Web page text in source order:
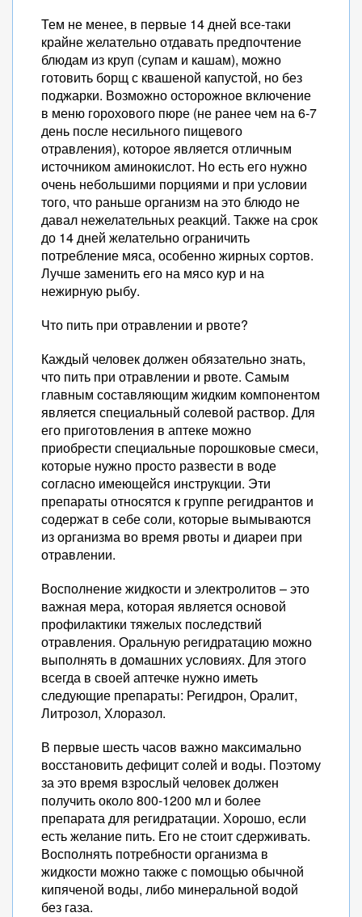
Тем не менее, в первые 14 дней все-таки
крайне желательно отдавать предпочтение
блюдам из круп (супам и кашам), можно
готовить борщ с квашеной капустой, но без
поджарки. Возможно осторожное включение
в меню горохового пюре (не ранее чем на 6-7
день после несильного пищевого
отравления), которое является отличным
источником аминокислот. Но есть его нужно
очень небольшими порциями и при условии
того, что раньше организм на это блюдо не
давал нежелательных реакций. Также на срок
до 14 дней желательно ограничить
потребление мяса, особенно жирных сортов.
Лучше заменить его на мясо кур и на
нежирную рыбу.
Что пить при отравлении и рвоте?
Каждый человек должен обязательно знать,
что пить при отравлении и рвоте. Самым
главным составляющим жидким компонентом
является специальный солевой раствор. Для
его приготовления в аптеке можно
приобрести специальные порошковые смеси,
которые нужно просто развести в воде
согласно имеющейся инструкции. Эти
препараты относятся к группе регидрантов и
содержат в себе соли, которые вымываются
из организма во время рвоты и диареи при
отравлении.
Восполнение жидкости и электролитов – это
важная мера, которая является основой
профилактики тяжелых последствий
отравления. Оральную регидратацию можно
выполнять в домашних условиях. Для этого
всегда в своей аптечке нужно иметь
следующие препараты: Регидрон, Оралит,
Литрозол, Хлоразол.
В первые шесть часов важно максимально
восстановить дефицит солей и воды. Поэтому
за это время взрослый человек должен
получить около 800-1200 мл и более
препарата для регидратации. Хорошо, если
есть желание пить. Его не стоит сдерживать.
Восполнять потребности организма в
жидкости можно также с помощью обычной
кипяченой воды, либо минеральной водой
без газа.